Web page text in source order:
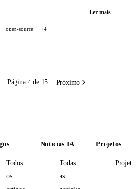
sucede o Windsurf, Warp
a segurança.
Ler mais
open-source +4
Página 4 de 15 Próximo
Todos
os
Notícias IA
Todas
as
Projetos